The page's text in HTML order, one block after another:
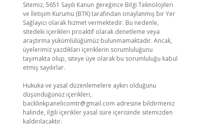
Sitemiz, 5651 Sayılı Kanun gereğince Bilgi Teknolojileri
ve İletişim Kurumu (BTK) tarafından onaylanmış bir Yer
Sağlayıcı olarak hizmet vermektedir. Bu nedenle,
sitedeki içerikleri proaktif olarak denetleme veya
araştırma yükümlülüğümüz bulunmamaktadır. Ancak,
üyelerimiz yazdıkları içeriklerin sorumluluğunu
taşımakta olup, siteye üye olarak bu sorumluluğu kabul
etmiş sayılırlar.
Hukuka ve yasal düzenlemelere aykırı olduğunu
düşündüğünüz içerikleri,
backlinkpanelicomtr@gmail.com adresine bildirmeniz
halinde, ilgili içerikler yasal süre içerisinde sitemizden
kaldırılacaktır.